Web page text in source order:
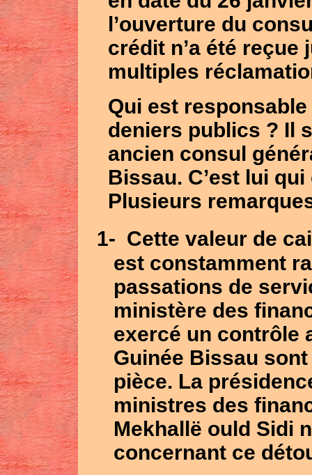
l’ouverture du
crédit n’a été reçue
multiples
Qui est
deniers publics ? Il
ancien consul
Bissau. C’est lui
Plusieurs
1- Cette valeur de
est constamment
passations de
ministère des
exercé un contrôle
Guinée Bissau
pièce. La
ministres des
Mekhallë ould Sidi
concernant ce